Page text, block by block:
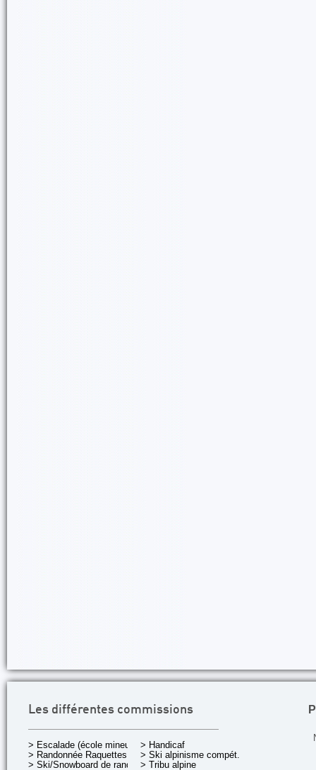
Les différentes commissions
> Escalade (école mineurs)
> Randonnée Raquettes
> Ski/Snowboard de rando.
> Handicaf
> Ski alpinisme compét.
> Tribu alpine